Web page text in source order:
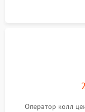
Оператор колл